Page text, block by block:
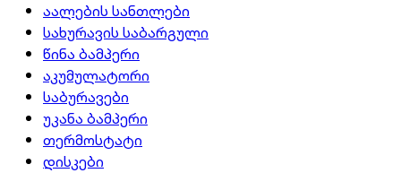
აალების სანთლები
სახურავის საბარგული
წინა ბამპერი
აკუმულატორი
საბურავები
უკანა ბამპერი
თერმოსტატი
დისკები